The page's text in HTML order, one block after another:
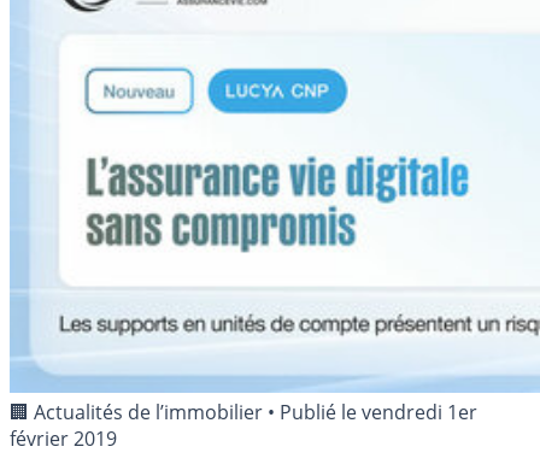
🏢 Actualités de l’immobilier • Publié levendredi 1er
février 2019